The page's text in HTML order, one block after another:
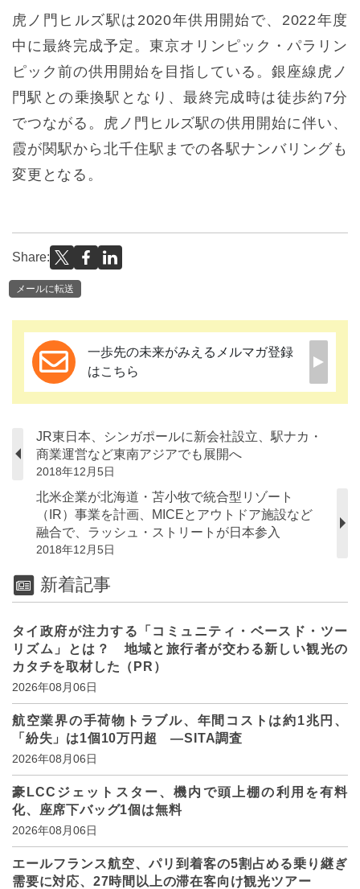
虎ノ門ヒルズ駅は2020年供用開始で、2022年度
中に最終完成予定。東京オリンピック・パラリン
ピック前の供用開始を目指している。銀座線虎ノ
門駅との乗換駅となり、最終完成時は徒歩約7分
でつながる。虎ノ門ヒルズ駅の供用開始に伴い、
霞が関駅から北千住駅までの各駅ナンバリングも
変更となる。
Share:
メールに転送
一歩先の未来がみえるメルマガ登録
はこちら
JR東日本、シンガポールに新会社設立、駅ナカ・
商業運営など東南アジアでも展開へ
2018年12月5日
北米企業が北海道・苫小牧で統合型リゾート
（IR）事業を計画、MICEとアウトドア施設など
融合で、ラッシュ・ストリートが日本参入
2018年12月5日
新着記事
タイ政府が注力する「コミュニティ・ベースド・ツー
リズム」とは？ 地域と旅行者が交わる新しい観光の
カタチを取材した（PR）
2026年08月06日
航空業界の手荷物トラブル、年間コストは約1兆円、
「紛失」は1個10万円超 ―SITA調査
2026年08月06日
豪LCCジェットスター、機内で頭上棚の利用を有料
化、座席下バッグ1個は無料
2026年08月06日
エールフランス航空、パリ到着客の5割占める乗り継ぎ
需要に対応、27時間以上の滞在客向け観光ツアー